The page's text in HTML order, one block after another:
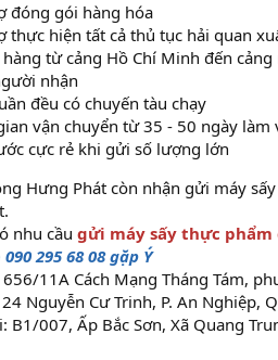
đóng gói hàng hóa
thực hiện tất cả thủ tục hải quan
hàng từ cảng Hồ Chí Minh đến
nhận
đều có chuyến tàu chạy
vận chuyển từ 35 - 50 ngày làm
cực rẻ khi gửi số lượng lớn
Hưng Phát còn nhận gửi máy
nhu cầu gửi máy sấy thực phẩm
295 68 08 gặp Ý
656/11A Cách Mạng Tháng Tám,
24 Nguyễn Cư Trinh, P. An Nghiệp,
B1/007, Ấp Bắc Sơn, Xã Quang